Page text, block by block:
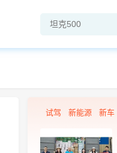
试驾 新能源 新车